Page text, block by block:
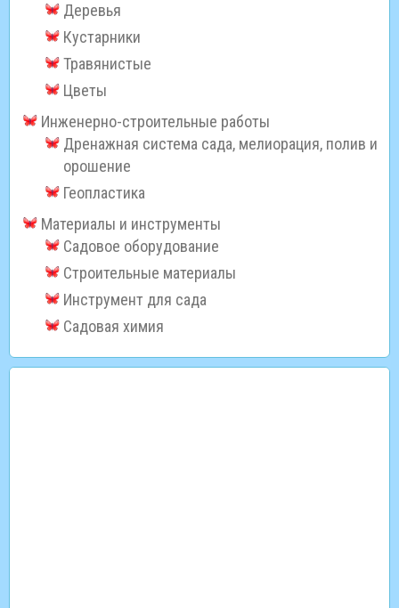
Деревья
Кустарники
Травянистые
Цветы
Инженерно-строительные работы
Дренажная система сада, мелиорация, полив и
орошение
Геопластика
Материалы и инструменты
Садовое оборудование
Строительные материалы
Инструмент для сада
Садовая химия